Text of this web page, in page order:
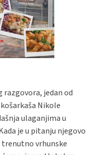
razgovora, jedan od
Nikole
ulaganjima u
je u pitanju njegovo
trenutno vrhunske